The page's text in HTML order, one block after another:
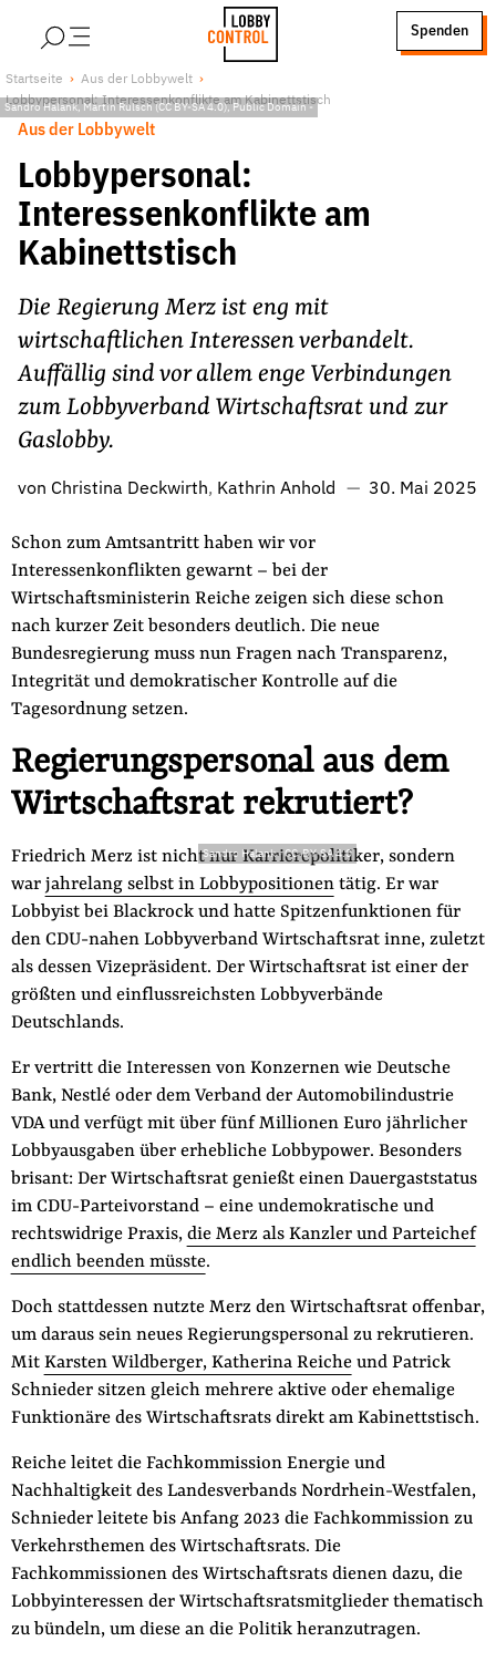
StartSeite
Spenden
Über uns
Lobby FAQs
Finanzierung
Jobs
Publikationen und Material
Unsere Schwerpunkte
Lobbykontrolle und Regeln
Lobbyismus und Klima
Macht der Digitalkonzerne
Jetzt Spenden
Geschenkspende
Projektspende
Testamentsspende
Presse
Newsletter
Appelle unterzeichnen
Impressum
Suche
auf
der
Startseite
Aus der Lobbywelt
Lobbypersonal: Interessenkonflikte am Kabinettstisch
Sandro Halank, Martin Rulsch (CC BY-SA 4.0), Public Domain-
Aus der Lobbywelt
Lobbypersonal:
Interessenkonflikte am
Kabinettstisch
Die Regierung Merz ist eng mit
wirtschaftlichen Interessen verbandelt.
Auffällig sind vor allem enge Verbindungen
zum Lobbyverband Wirtschaftsrat und zur
Gaslobby.
von Christina Deckwirth Kathrin Anhold 30. Mai 2025
Schon zum Amtsantritt haben wir vor
Interessenkonflikten gewarnt – bei der
Wirtschaftsministerin Reiche zeigen sich diese schon
nach kurzer Zeit besonders deutlich. Die neue
Bundesregierung muss nun Fragen nach Transparenz,
Integrität und demokratischer Kontrolle auf die
Tagesordnung setzen.
Regierungspersonal aus dem
Wirtschaftsrat rekrutiert?
Sandro Halank-CC-BY-SA 4.0
Friedrich Merz ist nicht nur Karrierepolitiker, sondern
war jahrelang selbst in Lobbypositionentätig. Er war
Lobbyist bei Blackrock und hatte Spitzenfunktionen für
den CDU-nahen Lobbyverband Wirtschaftsrat inne, zuletzt
als dessen Vizepräsident. Der Wirtschaftsrat ist einer der
größten und einflussreichsten Lobbyverbände
Deutschlands.
Er vertritt die Interessen von Konzernen wie Deutsche
Bank, Nestlé oder dem Verband der Automobilindustrie
VDA und verfügt mit über fünf Millionen Euro jährlicher
Lobbyausgaben über erhebliche Lobbypower. Besonders
brisant: Der Wirtschaftsrat genießt einen Dauergaststatus
im CDU-Parteivorstand – eine undemokratische und
rechtswidrige Praxis, die Merz als Kanzler und Parteichef
endlich beenden müsste.
Doch stattdessen nutzte Merz den Wirtschaftsrat offenbar,
um daraus sein neues Regierungspersonal zu rekrutieren.
Mit Karsten Wildberger, Katherina Reicheund Patrick
Schnieder sitzen gleich mehrere aktive oder ehemalige
Funktionäre des Wirtschaftsrats direkt am Kabinettstisch.
Reiche leitet die Fachkommission Energie und
Nachhaltigkeit des Landesverbands Nordrhein-Westfalen,
Schnieder leitete bis Anfang 2023 die Fachkommission zu
Verkehrsthemen des Wirtschaftsrats. Die
Fachkommissionen des Wirtschaftsrats dienen dazu, die
Lobbyinteressen der Wirtschaftsratsmitglieder thematisch
zu bündeln, um diese an die Politik heranzutragen.